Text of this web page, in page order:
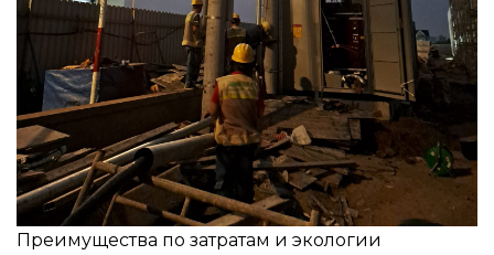
Преимущества по затратам и экологии